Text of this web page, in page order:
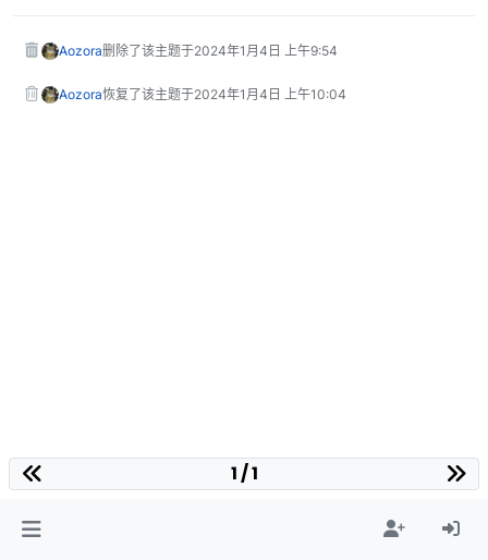
Aozora删除了该主题于2024年1月4日 上午9:54
Aozora恢复了该主题于2024年1月4日 上午10:04
1 / 1